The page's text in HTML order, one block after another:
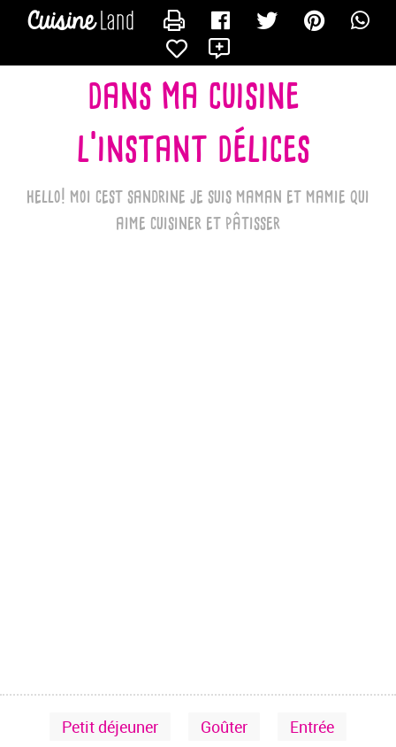
dans ma cuisine
l'instant délices
hello! moi cest sandrine je suis maman et mamie qui
aime cuisiner et pâtisser
Petit déjeuner Goûter
Entrée
CONTACTER LES_RECETTES_DE_SANDRINE_BK